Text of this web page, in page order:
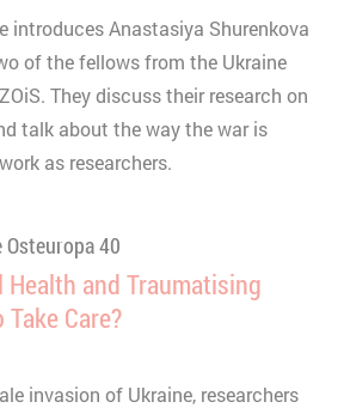
introduces Anastasiya Shurenkova
of the fellows from the Ukraine
They discuss their research on
talk about the way the war is
as researchers.
40
Health and Traumatising
Care?
invasion of Ukraine, researchers